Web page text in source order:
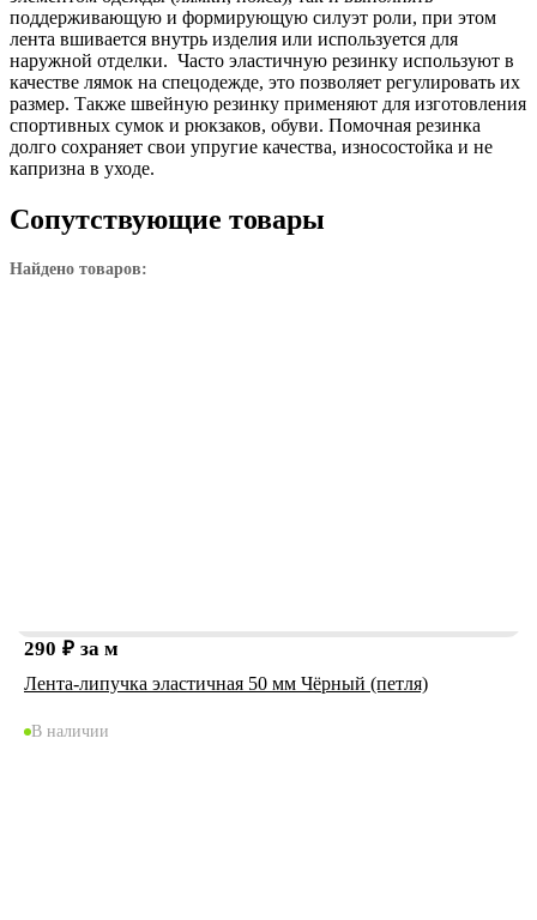
поддерживающую и формирующую силуэт роли, при этом
лента вшивается внутрь изделия или используется для
наружной отделки. Часто эластичную резинку используют в
качестве лямок на спецодежде, это позволяет регулировать их
размер. Также швейную резинку применяют для изготовления
спортивных сумок и рюкзаков, обуви. Помочная резинка
долго сохраняет свои упругие качества, износостойка и не
капризна в уходе.
Сопутствующие товары
Найдено товаров:
290 ₽ за м
Лента-липучка эластичная 50 мм Чёрный (петля)
В наличии